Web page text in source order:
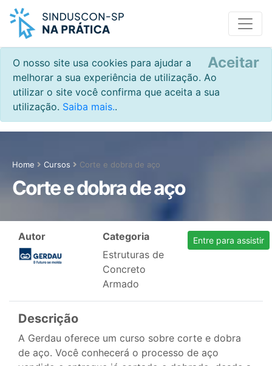
O nosso site usa cookies para ajudar a
melhorar a sua experiência de utilização. Ao
utilizar o site você confirma que aceita a sua
utilização. Saiba mais..
Aceitar
Home Cursos Corte e dobra de aço
Corte e dobra de aço
Autor
Categoria
Estruturas de
Concreto
Armado
Entre para assistir
Descrição
A Gerdau oferece um curso sobre corte e dobra
de aço. Você conhecerá o processo de aço